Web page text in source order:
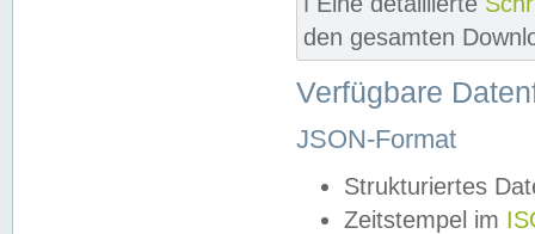
den gesamten
Verfügbare
JSON-Format
Strukturiertes
Zeitstempel im